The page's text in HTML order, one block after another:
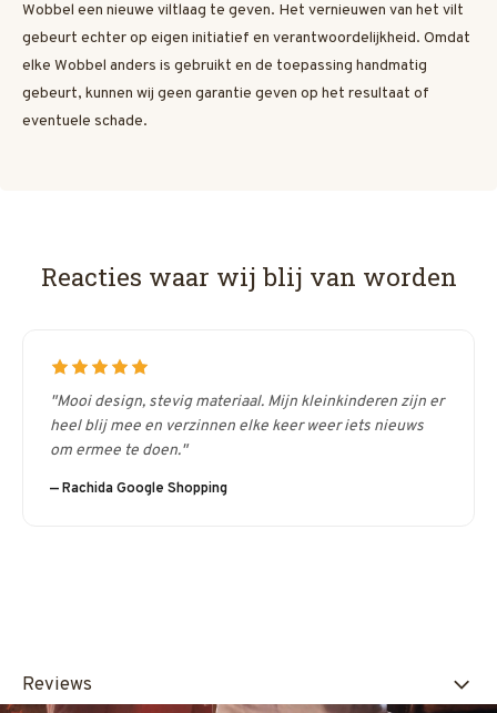
Wobbel een nieuwe viltlaag te geven. Het vernieuwen van het vilt
gebeurt echter op eigen initiatief en verantwoordelijkheid. Omdat
elke Wobbel anders is gebruikt en de toepassing handmatig
gebeurt, kunnen wij geen garantie geven op het resultaat of
eventuele schade.
Reacties waar wij blij van worden
"Mooi design, stevig materiaal. Mijn kleinkinderen zijn er
heel blij mee en verzinnen elke keer weer iets nieuws
om ermee te doen."
— Rachida Google Shopping
Reviews